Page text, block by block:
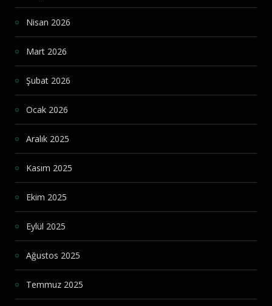
Nisan 2026
Mart 2026
Şubat 2026
Ocak 2026
Aralık 2025
Kasım 2025
Ekim 2025
Eylül 2025
Ağustos 2025
Temmuz 2025